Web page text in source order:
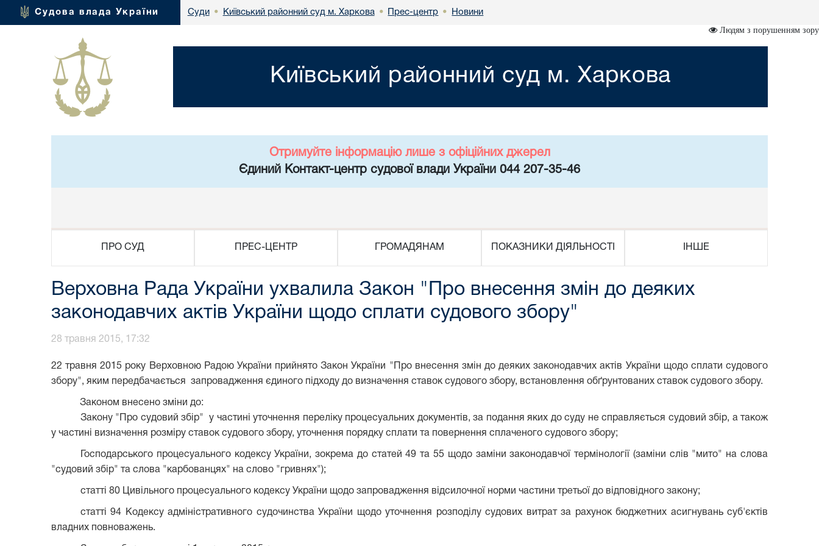
Судова влада України Суди • Київський районний суд м. Харкова • Прес-центр • Новини
Людям з порушенням зору
Київський районний суд м. Харкова
Отримуйте інформацію лише з офіційних джерел
Єдиний Контакт-центр судової влади України 044 207-35-46
ПРО СУД ПРЕС-ЦЕНТР ГРОМАДЯНАМ ПОКАЗНИКИ ДІЯЛЬНОСТІ ІНШЕ
Верховна Рада України ухвалила Закон "Про внесення змін до деяких
законодавчих актів України щодо сплати судового збору"
28 травня 2015, 17:32
22 травня 2015 року Верховною Радою України прийнято Закон України "Про внесення змін до деяких законодавчих актів України щодо сплати судового
збору", яким передбачається запровадження єдиного підходу до визначення ставок судового збору, встановлення обґрунтованих ставок судового збору.
Законом внесено зміни до:
Закону "Про судовий збір" у частині уточнення переліку процесуальних документів, за подання яких до суду не справляється судовий збір, а також
у частині визначення розміру ставок судового збору, уточнення порядку сплати та повернення сплаченого судового збору;
Господарського процесуального кодексу України, зокрема до статей 49 та 55 щодо заміни законодавчої термінології (заміни слів "мито" на слова
"судовий збір" та слова "карбованцях" на слово "гривнях");
статті 80 Цивільного процесуального кодексу України щодо запровадження відсилочної норми частини третьої до відповідного закону;
статті 94 Кодексу адміністративного судочинства України щодо уточнення розподілу судових витрат за рахунок бюджетних асигнувань суб'єктів
владних повноважень.